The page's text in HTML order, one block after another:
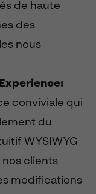
de haute
des
nous
conviviale qui
du
WYSIWYG
nos clients
modifications